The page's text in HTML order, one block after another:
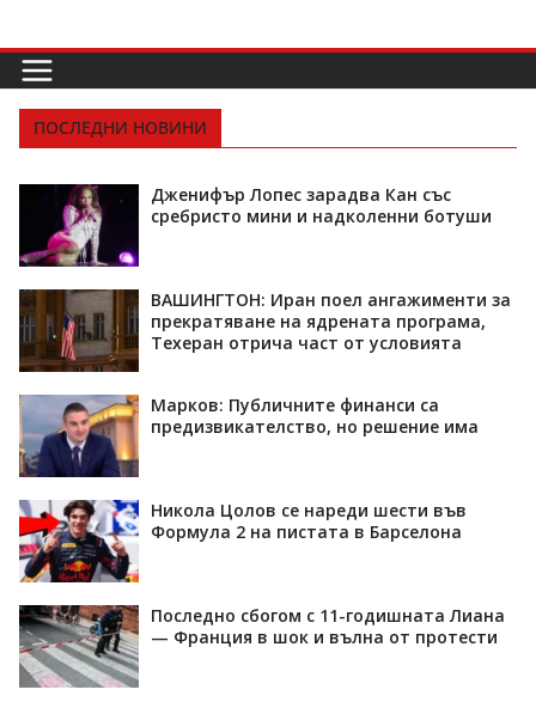
ПОСЛЕДНИ НОВИНИ
Дженифър Лопес зарадва Кан със
сребристо мини и надколенни ботуши
ВАШИНГТОН: Иран поел ангажименти за
прекратяване на ядрената програма,
Техеран отрича част от условията
Марков: Публичните финанси са
предизвикателство, но решение има
Никола Цолов се нареди шести във
Формула 2 на пистата в Барселона
Последно сбогом с 11-годишната Лиана
— Франция в шок и вълна от протести